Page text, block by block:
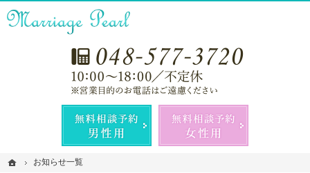
ホーム
お知らせ一覧
成婚報酬型の相談所。埼玉県熊谷市・深谷市・行田市の結婚相談所なら当相談所へ。
埼玉県熊谷市・深谷市・行田市で地域密着型の結婚相談所ならマリッジパール
無料相談予約男性用
ホーム
お知らせ一覧